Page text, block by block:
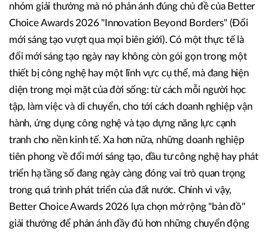
nhóm giải thưởng mà nó phản ánh đúng chủ đề của Better
Choice Awards 2026 "Innovation Beyond Borders" (Đổi
mới sáng tạo vượt qua mọi biên giới). Có một thực tế là
đổi mới sáng tạo ngày nay không còn gói gọn trong một
thiết bị công nghệ hay một lĩnh vực cụ thể, mà đang hiện
diện trong mọi mặt của đời sống: từ cách mỗi người học
tập, làm việc và di chuyển, cho tới cách doanh nghiệp vận
hành, ứng dụng công nghệ và tạo dựng năng lực cạnh
tranh cho nền kinh tế. Xa hơn nữa, những doanh nghiệp
tiên phong về đổi mới sáng tạo, đầu tư công nghệ hay phát
triển hạ tầng số đang ngày càng đóng vai trò quan trọng
trong quá trình phát triển của đất nước. Chính vì vậy,
Better Choice Awards 2026 lựa chọn mở rộng "bản đồ"
giải thưởng để phản ánh đầy đủ hơn những chuyển động